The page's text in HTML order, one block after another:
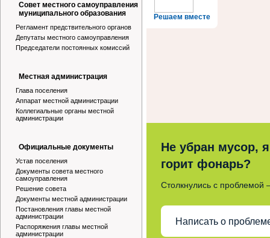
Совет местного самоуправления
муниципального образования
Регламент предствительного органов
Депутаты местного самоуправления
Председатели постоянных комиссий
Местная администрация
Глава поселения
Аппарат местной администрации
Коллегиальные органы местной
администрации
Официальные документы
Устав поселения
Документы совета местного
самоуправления
Решение совета
Документы местной администрации
Постановления главы местной
администрации
Распоряжения главы местной
администрации
Решаем вместе
Не убран мусор,
горит фонарь?
Столкнулись с
Написать о